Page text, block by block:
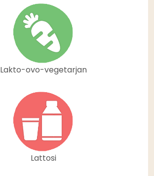
Lakto-ovo-vegetarjan
Lattosi